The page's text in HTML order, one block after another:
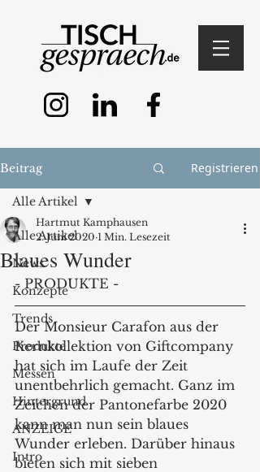
Beitrag Registrieren
Alle Artikel
News
Konzepte
Trends
Produkte
Messen
Hintergrund
ANZEIGE
Intro
Alle Artikel
Blaues Wunder
Hartmut Kamphausen
2. Juni 2020 1 Min. Lesezeit
- PRODUKTE -
Der Monsieur Carafon aus der
Kernkollektion von Giftcompany
hat sich im Laufe der Zeit
unentbehrlich gemacht. Ganz im
Zeichen der Pantonefarbe 2020
kann man nun sein blaues
Wunder erleben. Darüber hinaus
bieten sich mit sieben